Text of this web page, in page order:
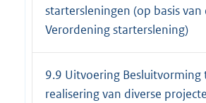
startersleningen (op basis van
Verordening starterslening)
9.9 Uitvoering Besluitvorming
realisering van diverse